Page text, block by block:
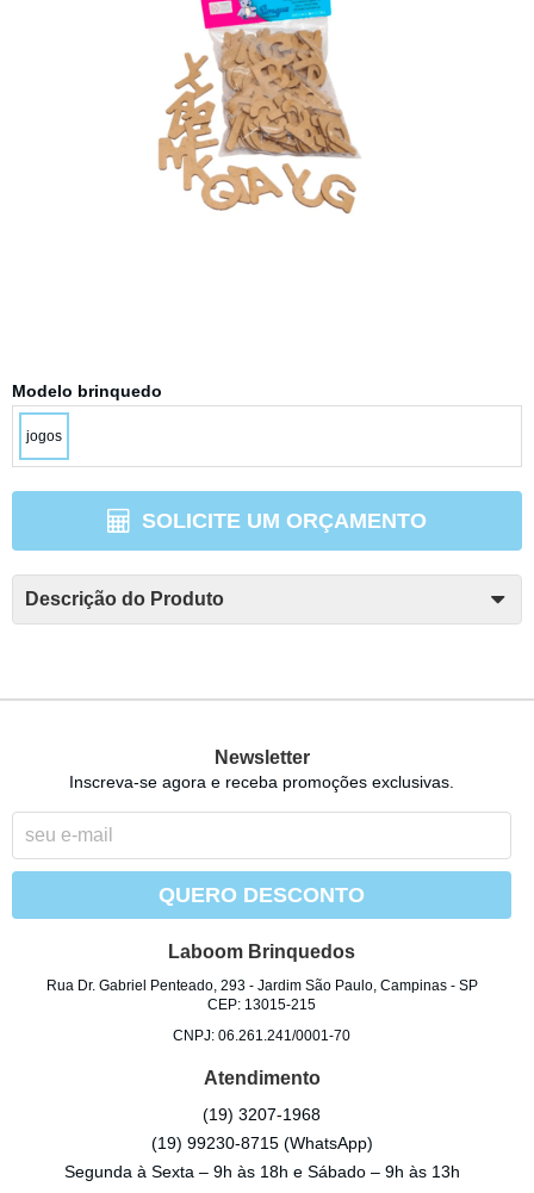
Modelo brinquedo
jogos
SOLICITE UM ORÇAMENTO
Descrição do Produto
Newsletter
Inscreva-se agora e receba promoções exclusivas.
QUERO DESCONTO
Laboom Brinquedos
Rua Dr. Gabriel Penteado, 293- Jardim São Paulo, Campinas- SP
CEP: 13015-215
CNPJ: 06.261.241/0001-70
Atendimento
(19) 3207-1968
(19) 99230-8715 (WhatsApp)
Segunda à Sexta – 9h às 18h e Sábado – 9h às 13h